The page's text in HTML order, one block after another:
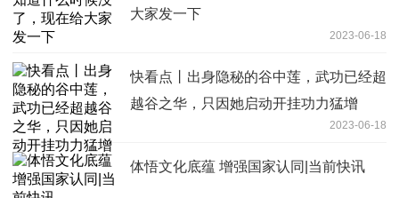
大家发一下
2023-06-18
快看点丨出身隐秘的谷中莲，武功已经超
越谷之华，只因她启动开挂功力猛增
2023-06-18
体悟文化底蕴 增强国家认同|当前快讯